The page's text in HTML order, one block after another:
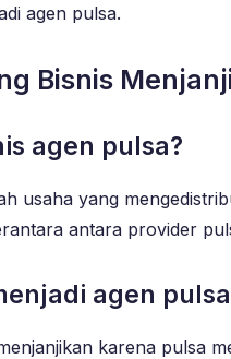
agen pulsa.
Bisnis
agen pulsa?
usaha yang
antara provider
agen
karena pulsa